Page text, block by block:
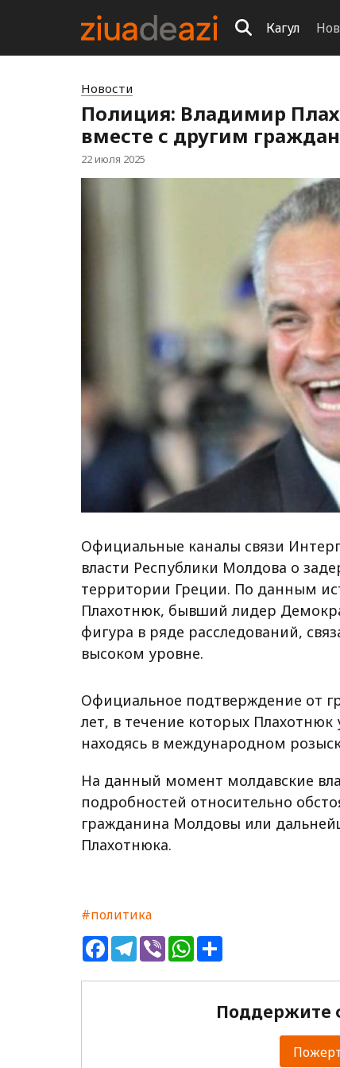
Кагул
Новости
Полиция: Владимир
вместе с другим
22 июля 2025
Официальные каналы связи
власти Республики Молдова о
территории Греции. По данным
Плахотнюк, бывший лидер
фигура в ряде расследований,
высоком уровне.
Официальное подтверждение от
лет, в течение которых Плахотнюк
находясь в международном
На данный момент молдавские
подробностей относительно
гражданина Молдовы или
Плахотнюка.
#политика
FacebookTelegram
ViberWhatsApp
Поддержите